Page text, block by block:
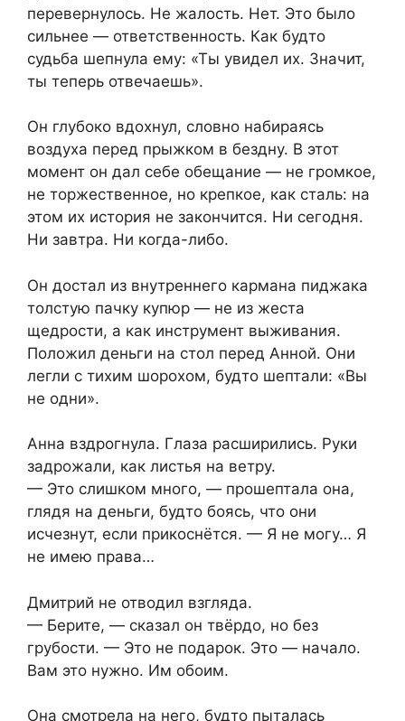
перевернулось. Не жалость. Нет. Это было
сильнее — ответственность. Как будто
судьба шепнула ему: «Ты увидел их. Значит,
ты теперь отвечаешь».
Он глубоко вдохнул, словно набираясь
воздуха перед прыжком в бездну. В этот
момент он дал себе обещание — не громкое,
не торжественное, но крепкое, как сталь: на
этом их история не закончится. Ни сегодня.
Ни завтра. Ни когда-либо.
Он достал из внутреннего кармана пиджака
толстую пачку купюр — не из жеста
щедрости, а как инструмент выживания.
Положил деньги на стол перед Анной. Они
легли с тихим шорохом, будто шептали: «Вы
не одни».
Анна вздрогнула. Глаза расширились. Руки
задрожали, как листья на ветру.
— Это слишком много, — прошептала она,
глядя на деньги, будто боясь, что они
исчезнут, если прикоснётся. — Я не могу… Я
не имею права…
Дмитрий не отводил взгляда.
— Берите, — сказал он твёрдо, но без
грубости. — Это не подарок. Это — начало.
Вам это нужно. Им обоим.
Она смотрела на него, будто пыталась